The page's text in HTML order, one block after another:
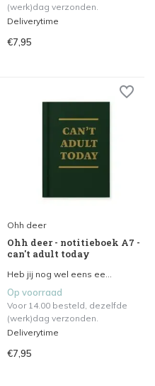
(werk)dag verzonden.
Deliverytime
€7,95
Ohh deer
Ohh deer - notitieboek A7 -
can't adult today
Heb jij nog wel eens ee...
Op voorraad
Voor 14.00 besteld, dezelfde
(werk)dag verzonden.
Deliverytime
€7,95